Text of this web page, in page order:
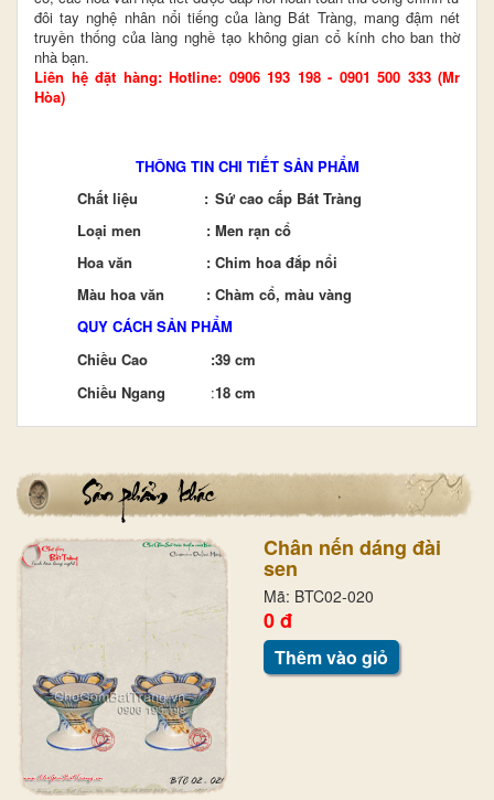
đôi tay nghệ nhân nổi tiếng của làng Bát Tràng, mang đậm nét
truyền thống của làng nghề tạo không gian cổ kính cho ban thờ
nhà bạn.
Liên hệ đặt hàng: Hotline: 0906 193 198 - 0901 500 333 (Mr
Hòa)
THÔNG TIN CHI TIẾT SẢN PHẨM
Chất liệu
: Sứ cao cấp Bát Tràng
Loại men
: Men rạn cổ
Hoa văn
: Chim hoa đắp nổi
Màu hoa văn
: Chàm cổ, màu vàng
QUY CÁCH SẢN PHẨM
Chiều Cao
:39 cm
Chiều Ngang
:18 cm
Chân nến dáng đài
sen
Mã: BTC02-020
0 đ
Thêm vào giỏ